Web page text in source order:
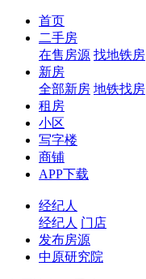
首页
二手房
在售房源 找地铁房
新房
全部新房 地铁找房
租房
小区
写字楼
商铺
APP下载
经纪人
经纪人 门店
发布房源
中原研究院